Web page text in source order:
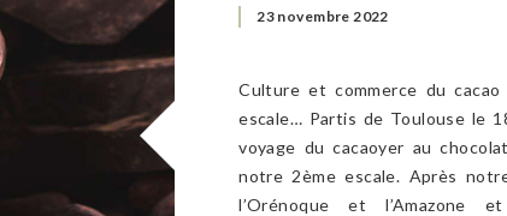
23 novembre 2022
Culture et commerce du
escale… Partis de Toulouse le
voyage du cacaoyer au
notre 2ème escale. Après
l’Orénoque et l’Amazone